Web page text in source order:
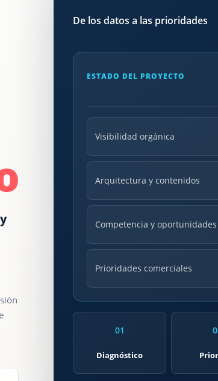
De los datos a las prioridades
ESTADO DEL PROYECTO
Visibilidad orgánica
Arquitectura y contenidos
Competencia y oportunidades
Prioridades comerciales
01
Diagnóstico